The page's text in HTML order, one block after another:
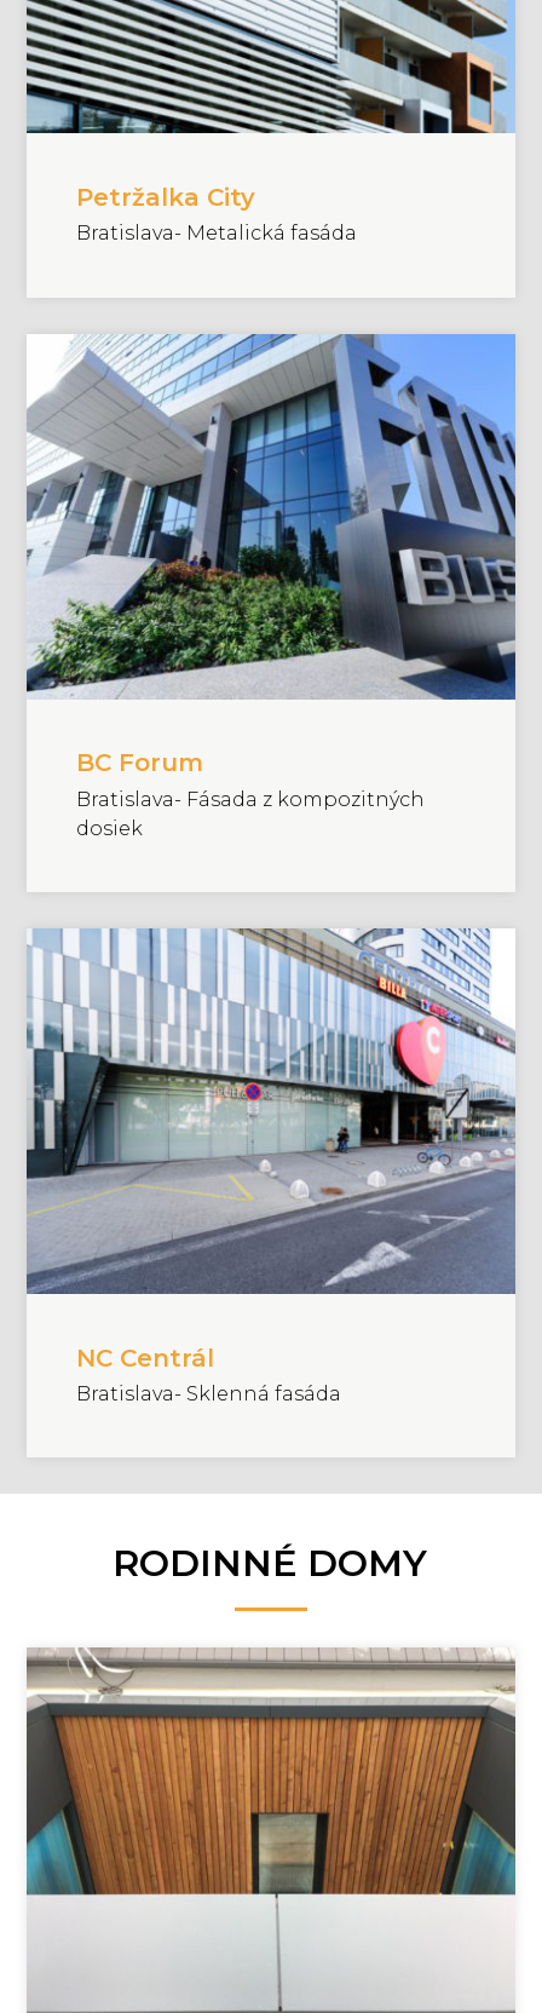
Petržalka City
Bratislava- Metalická fasáda
BC Forum
Bratislava- Fásada z kompozitných
dosiek
NC Centrál
Bratislava- Sklenná fasáda
RODINNÉ DOMY